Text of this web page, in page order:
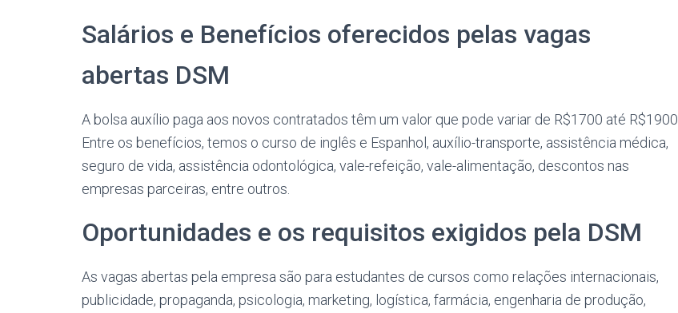
Salários e Benefícios oferecidos pelas vagas
abertas DSM
A bolsa auxílio paga aos novos contratados têm um valor que pode variar de R$1700 até R$1900.
Entre os benefícios, temos o curso de inglês e Espanhol, auxílio-transporte, assistência médica,
seguro de vida, assistência odontológica, vale-refeição, vale-alimentação, descontos nas
empresas parceiras, entre outros.
Oportunidades e os requisitos exigidos pela DSM
As vagas abertas pela empresa são para estudantes de cursos como relações internacionais,
publicidade, propaganda, psicologia, marketing, logística, farmácia, engenharia de produção,